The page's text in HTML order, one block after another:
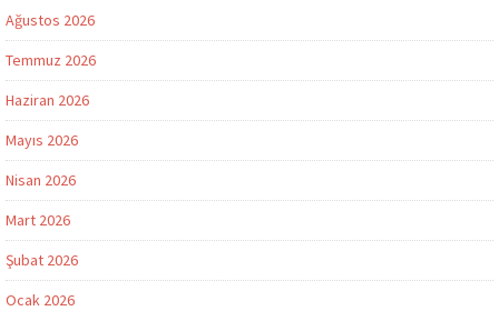
Ağustos 2026
Temmuz 2026
Haziran 2026
Mayıs 2026
Nisan 2026
Mart 2026
Şubat 2026
Ocak 2026